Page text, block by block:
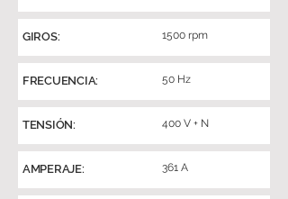
GIROS: 1500 rpm
FRECUENCIA: 50 Hz
TENSIÓN: 400 V + N
AMPERAJE: 361 A